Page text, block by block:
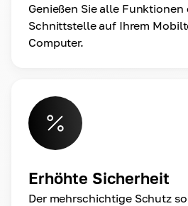
Genießen Sie alle Funktionen
Schnittstelle auf Ihrem
Computer.
Erhöhte Sicherheit
Der mehrschichtige Schutz